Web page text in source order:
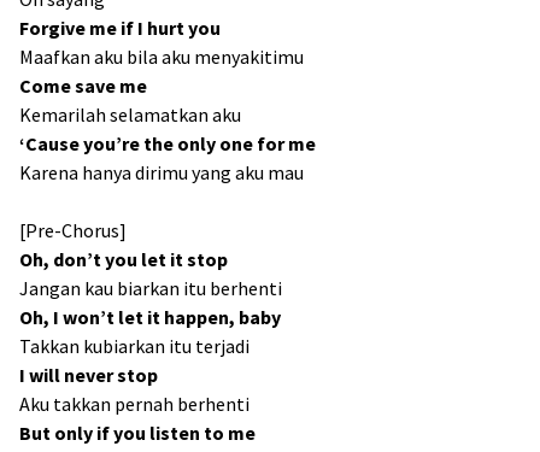
Forgive me if I hurt you
Maafkan aku bila aku menyakitimu
Come save me
Kemarilah selamatkan aku
‘Cause you’re the only one for me
Karena hanya dirimu yang aku mau
[Pre-Chorus]
Oh, don’t you let it stop
Jangan kau biarkan itu berhenti
Oh, I won’t let it happen, baby
Takkan kubiarkan itu terjadi
I will never stop
Aku takkan pernah berhenti
But only if you listen to me